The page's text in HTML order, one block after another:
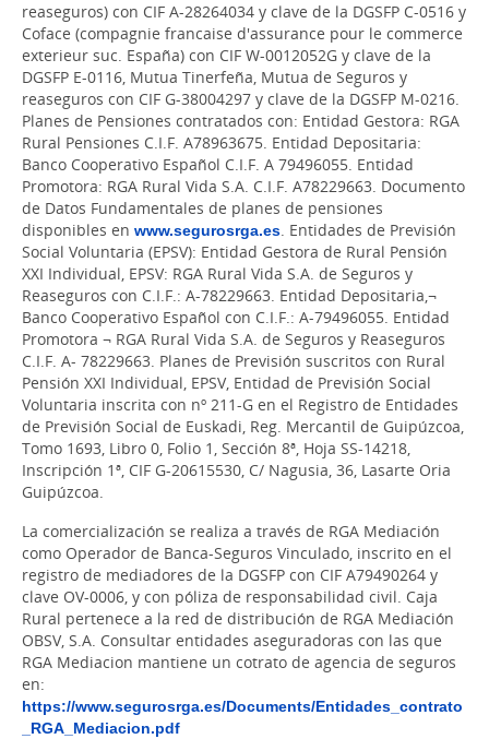
reaseguros) con CIF A-28264034 y clave de la DGSFP C-0516 y
Coface (compagnie francaise d'assurance pour le commerce
exterieur suc. España) con CIF W-0012052G y clave de la
DGSFP E-0116, Mutua Tinerfeña, Mutua de Seguros y
reaseguros con CIF G-38004297 y clave de la DGSFP M-0216.
Planes de Pensiones contratados con: Entidad Gestora: RGA
Rural Pensiones C.I.F. A78963675. Entidad Depositaria:
Banco Cooperativo Español C.I.F. A 79496055. Entidad
Promotora: RGA Rural Vida S.A. C.I.F. A78229663. Documento
de Datos Fundamentales de planes de pensiones
disponibles en www.segurosrga.es. Entidades de Previsión
Social Voluntaria (EPSV): Entidad Gestora de Rural Pensión
XXI Individual, EPSV: RGA Rural Vida S.A. de Seguros y
Reaseguros con C.I.F.: A-78229663. Entidad Depositaria,¬
Banco Cooperativo Español con C.I.F.: A-79496055. Entidad
Promotora ¬ RGA Rural Vida S.A. de Seguros y Reaseguros
C.I.F. A- 78229663. Planes de Previsión suscritos con Rural
Pensión XXI Individual, EPSV, Entidad de Previsión Social
Voluntaria inscrita con nº 211-G en el Registro de Entidades
de Previsión Social de Euskadi, Reg. Mercantil de Guipúzcoa,
Tomo 1693, Libro 0, Folio 1, Sección 8ª, Hoja SS-14218,
Inscripción 1ª, CIF G-20615530, C/ Nagusia, 36, Lasarte Oria
Guipúzcoa.
La comercialización se realiza a través de RGA Mediación
como Operador de Banca-Seguros Vinculado, inscrito en el
registro de mediadores de la DGSFP con CIF A79490264 y
clave OV-0006, y con póliza de responsabilidad civil. Caja
Rural pertenece a la red de distribución de RGA Mediación
OBSV, S.A. Consultar entidades aseguradoras con las que
RGA Mediacion mantiene un cotrato de agencia de seguros
en:
https://www.segurosrga.es/Documents/Entidades_contrato
_RGA_Mediacion.pdf